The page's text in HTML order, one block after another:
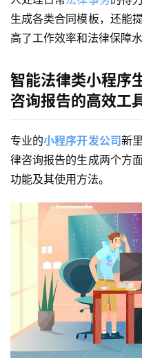
生成各类合同模板，还能
高了工作效率和法律保障水
智能法律类小程序
咨询报告的高效工
专业的小程序开发公司新
律咨询报告的生成两个方
功能及其使用方法。